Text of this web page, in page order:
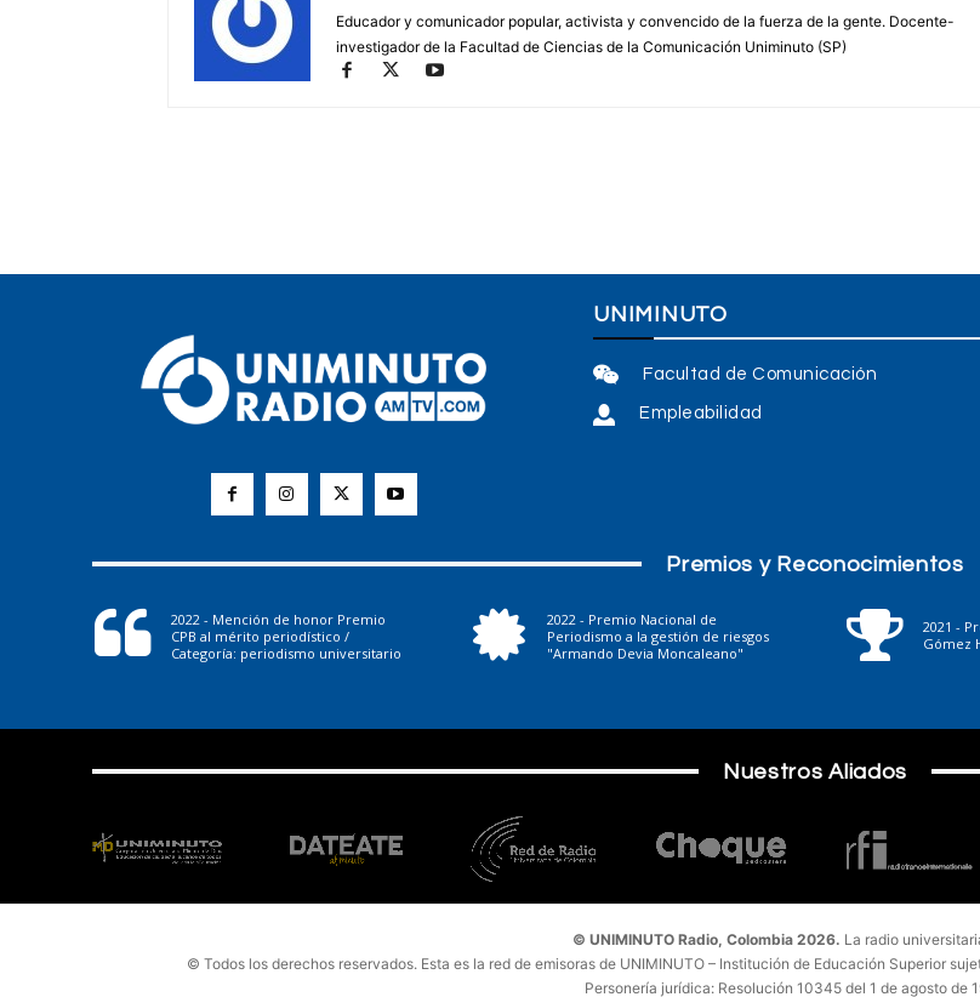
Educador y comunicador popular, activista y convencido de la fuerza de la gente. Docente-
investigador de la Facultad de Ciencias de la Comunicación Uniminuto (SP)
UNIMINUTO
Facultad de Comunicación
Empleabilidad
Premios y Reconocimientos
2022 - Mención de honor Premio
CPB al mérito periodístico /
Categoría: periodismo universitario
2022 - Premio Nacional de
Periodismo a la gestión de riesgos
"Armando Devia Moncaleano"
2021 -
Gómez
Nuestros Aliados
© UNIMINUTO Radio, Colombia 2026. La radio
© Todos los derechos reservados. Esta es la red de emisoras de UNIMINUTO – Institución de Educación Superior
Personería jurídica: Resolución 10345 del 1 de agosto de